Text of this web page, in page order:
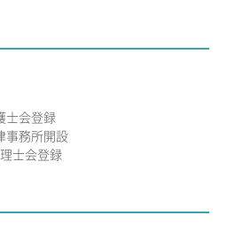
士会登録
事務所開設
士会登録